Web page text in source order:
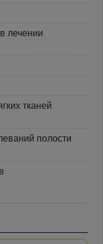
лечении
тканей
полости